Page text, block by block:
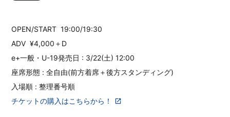
OPEN/START 19:00/19:30
ADV ¥4,000＋D
e+一般・U-19発売日 : 3/22(土) 12:00
座席形態 : 全自由(前方着席＋後方スタンディング)
入場順 : 整理番号順
チケットの購入はこちらから！